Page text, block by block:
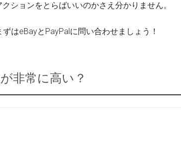
ションをとらばいいのかさえ分かりません。
はeBayとPayPalに問い合わせましょう！
非常に高い？